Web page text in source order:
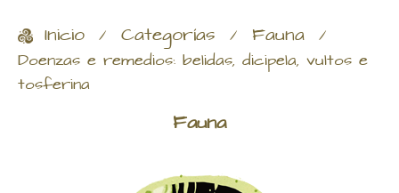
Inicio / Categorías / Fauna /
Doenzas e remedios: belidas, dicipela, vultos e
tosferina
Fauna